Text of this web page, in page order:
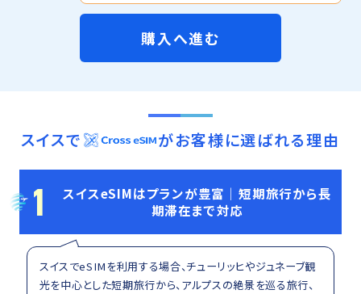
購入へ進む
スイスで がお客様に選ばれる理由
1
スイスeSIMはプランが豊富｜短期旅行から長
期滞在まで対応
スイスでeSIMを利用する場合、チューリッヒやジュネーブ観
光を中心とした短期旅行から、アルプスの絶景を巡る旅行、